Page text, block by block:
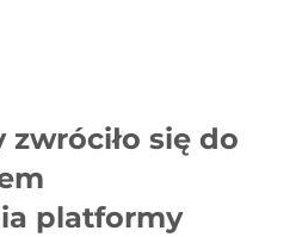
zwróciło się do
platformy